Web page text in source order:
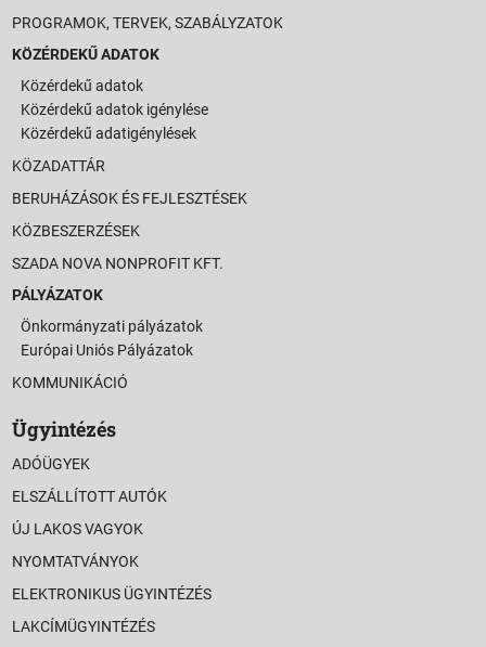
PROGRAMOK, TERVEK, SZABÁLYZATOK
KÖZÉRDEKŰ ADATOK
Közérdekű adatok
Közérdekű adatok igénylése
Közérdekű adatigénylések
KÖZADATTÁR
BERUHÁZÁSOK ÉS FEJLESZTÉSEK
KÖZBESZERZÉSEK
SZADA NOVA NONPROFIT KFT.
PÁLYÁZATOK
Önkormányzati pályázatok
Európai Uniós Pályázatok
KOMMUNIKÁCIÓ
Ügyintézés
ADÓÜGYEK
ELSZÁLLÍTOTT AUTÓK
ÚJ LAKOS VAGYOK
NYOMTATVÁNYOK
ELEKTRONIKUS ÜGYINTÉZÉS
LAKCÍMÜGYINTÉZÉS